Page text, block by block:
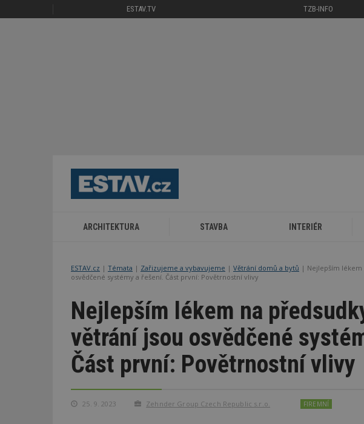
ESTAV.TV TZB-INFO
ARCHITEKTURA STAVBA INTERIÉR
ESTAV.cz Témata Zařizujeme a vybavujeme Větrání domů a bytů
Nejlepším
osvědčené systémy a řešení. Část první: Povětrnostní vlivy
Nejlepším lékem na
větrání jsou osvědčené
Část první: Povětrnostní vlivy
25. 9. 2023 Zehnder Group Czech Republic s.r.o. FIREMNÍ